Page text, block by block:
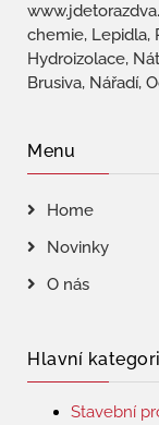
chemie, Lepidla,
Hydroizolace,
Brusiva, Nářadí,
Menu
Home
Novinky
O nás
Hlavní
Stavební